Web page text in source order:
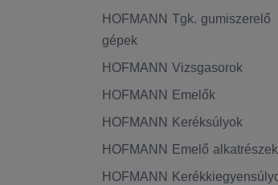
HOFMANN Tgk. gumiszerelő
gépek
HOFMANN Vizsgasorok
HOFMANN Emelők
HOFMANN Keréksúlyok
HOFMANN Emelő alkatrészek
HOFMANN